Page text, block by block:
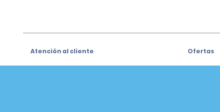
Atención al cliente Ofertas